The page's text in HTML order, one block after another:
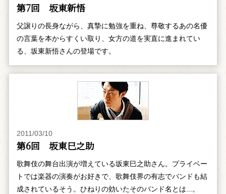
第7回 坂東新悟
父譲りの長身ながら、真摯に勉強を重ね、尊敬するあの名優
の言葉を本からすくい取り、女方の道を実直に進まれてい
る、坂東新悟さんの登場です。
2011/03/10
第6回 坂東巳之助
歌舞伎の舞台出演が増えている坂東巳之助さん。プライベー
トでは楽器の演奏がお好きで、歌舞伎界の有志でバンドも結
成されているそう。ひねりの効いたそのバンド名とは...。